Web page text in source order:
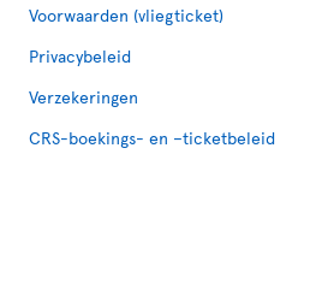
Voorwaarden (vliegticket)
Privacybeleid
Verzekeringen
CRS-boekings- en –ticketbeleid